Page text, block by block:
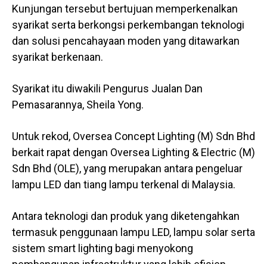
Kunjungan tersebut bertujuan memperkenalkan
syarikat serta berkongsi perkembangan teknologi
dan solusi pencahayaan moden yang ditawarkan
syarikat berkenaan.
Syarikat itu diwakili Pengurus Jualan Dan
Pemasarannya, Sheila Yong.
Untuk rekod, Oversea Concept Lighting (M) Sdn Bhd
berkait rapat dengan Oversea Lighting & Electric (M)
Sdn Bhd (OLE), yang merupakan antara pengeluar
lampu LED dan tiang lampu terkenal di Malaysia.
Antara teknologi dan produk yang diketengahkan
termasuk penggunaan lampu LED, lampu solar serta
sistem smart lighting bagi menyokong